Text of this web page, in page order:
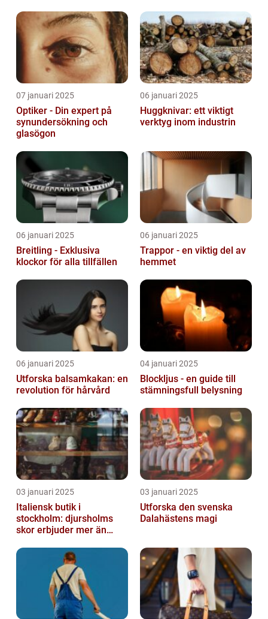
07 januari 2025
Optiker - Din expert på
synundersökning och
glasögon
06 januari 2025
Huggknivar: ett viktigt
verktyg inom industrin
06 januari 2025
Breitling - Exklusiva
klockor för alla tillfällen
06 januari 2025
Trappor - en viktig del av
hemmet
06 januari 2025
Utforska balsamkakan: en
revolution för hårvård
04 januari 2025
Blockljus - en guide till
stämningsfull belysning
03 januari 2025
Italiensk butik i
stockholm: djursholms
skor erbjuder mer än
03 januari 2025
Utforska den svenska
Dalahästens magi